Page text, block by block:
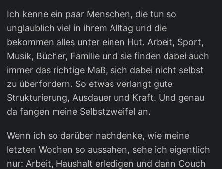
Ich kenne ein paar Menschen, die tun so
unglaublich viel in ihrem Alltag und die
bekommen alles unter einen Hut. Arbeit, Sport,
Musik, Bücher, Familie und sie finden dabei auch
immer das richtige Maß, sich dabei nicht selbst
zu überfordern. So etwas verlangt gute
Strukturierung, Ausdauer und Kraft. Und genau
da fangen meine Selbstzweifel an.
Wenn ich so darüber nachdenke, wie meine
letzten Wochen so aussahen, sehe ich eigentlich
nur: Arbeit, Haushalt erledigen und dann Couch